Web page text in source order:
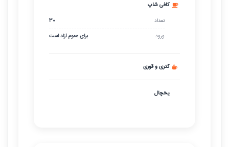
کافی شاپ
تعداد
30
ورود
برای عموم آزاد است
کتری و قوری
یخچال